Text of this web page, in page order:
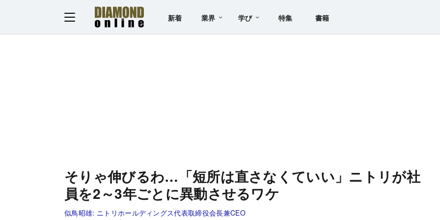
新着 業界 学び 特集 書籍
そりゃ伸びるわ…「短所は直さなくていい」ニトリが社
員を2～3年ごとに異動させるワケ
似鳥昭雄: ニトリホールディングス代表取締役会長兼CEO